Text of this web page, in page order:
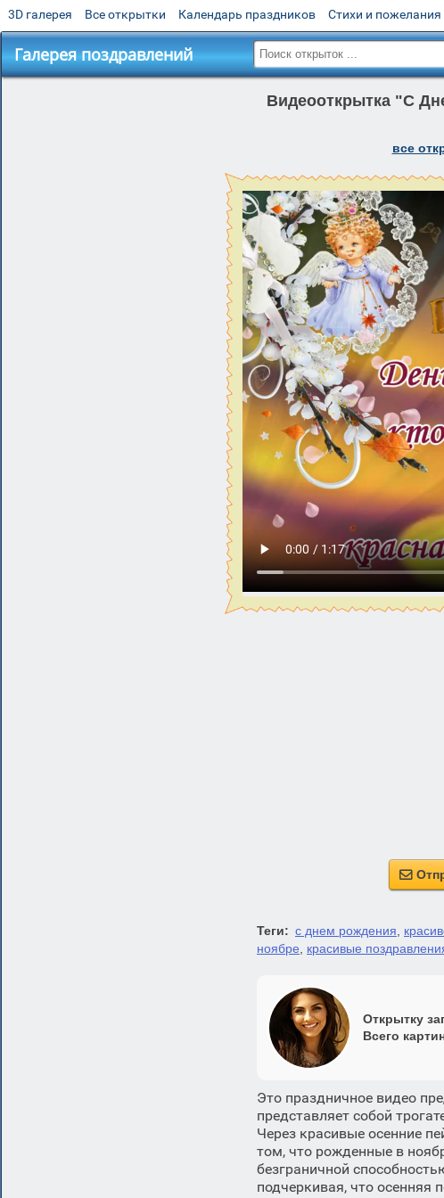
3D галерея Все открытки Календарь праздников Стихи и пожелания
Галерея поздравлений
Видеооткрытка "С
все

Теги: с днем рождения
ноябре
красивые
Открытку
Всего
Это праздничное видео
представляет собой
Через красивые осенние
том, что рожденные в
безграничной
подчеркивая, что осенняя